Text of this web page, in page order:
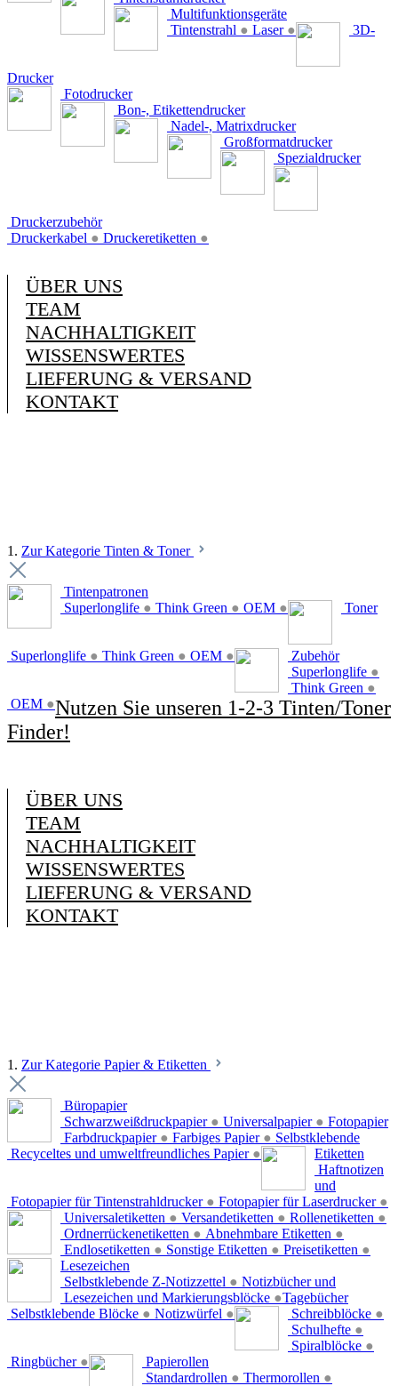
Multifunktionsgeräte
Tintenstrahl ● Laser ● 3D-
Drucker
Fotodrucker
Bon-, Etikettendrucker
Nadel-, Matrixdrucker
Großformatdrucker
Spezialdrucker
Druckerzubehör
Druckerkabel ● Druckeretiketten ●
ÜBER UNS
TEAM
NACHHALTIGKEIT
WISSENSWERTES
LIEFERUNG & VERSAND
KONTAKT
1. Zur Kategorie Tinten & Toner
Tintenpatronen
Superlonglife ● Think Green ● OEM ● Toner
Superlonglife ● Think Green ● OEM ●
Zubehör
Superlonglife ●
Think Green ●
OEM ●Nutzen Sie unseren 1-2-3 Tinten/Toner
Finder!
ÜBER UNS
TEAM
NACHHALTIGKEIT
WISSENSWERTES
LIEFERUNG & VERSAND
KONTAKT
1. Zur Kategorie Papier & Etiketten
Büropapier
Schwarzweißdruckpapier ● Universalpapier ●
Farbdruckpapier ● Farbiges Papier ●
Recyceltes und umweltfreundliches Papier ●
Fotopapier
Fotopapier für Tintenstrahldrucker ● Fotopapier für Laserdrucker ●
Selbstklebende
Etiketten
Universaletiketten ● Versandetiketten ● Rollenetiketten ●
Ordnerrückenetiketten ● Abnehmbare Etiketten ●
Endlosetiketten ● Sonstige Etiketten ● Preisetiketten ●
Haftnotizen
und
Lesezeichen
Selbstklebende Z-Notizzettel ●
Lesezeichen und Markierungsblöcke ●
Selbstklebende Blöcke ● Notizwürfel ●
Notizbücher und
Tagebücher
Schreibblöcke ●
Schulhefte ●
Spiralblöcke ●
Ringbücher ●
Papierollen
Standardrollen ● Thermorollen ●